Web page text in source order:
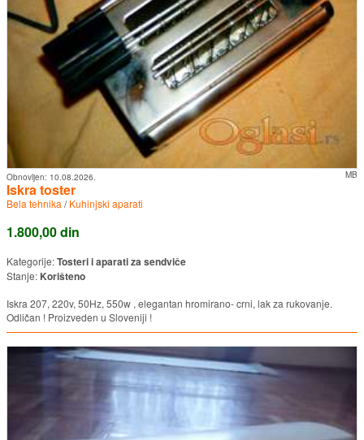
MB
Obnovljen: 10.08.2026.
Iskra toster
Bela tehnika /Kuhinjski aparati
1.800,00 din
Kategorije:Tosteri i aparati za sendviče
Stanje: Korišteno
Iskra 207, 220v, 50Hz, 550w , elegantan hromirano- crni, lak za rukovanje.
Odličan ! Proizveden u Sloveniji !